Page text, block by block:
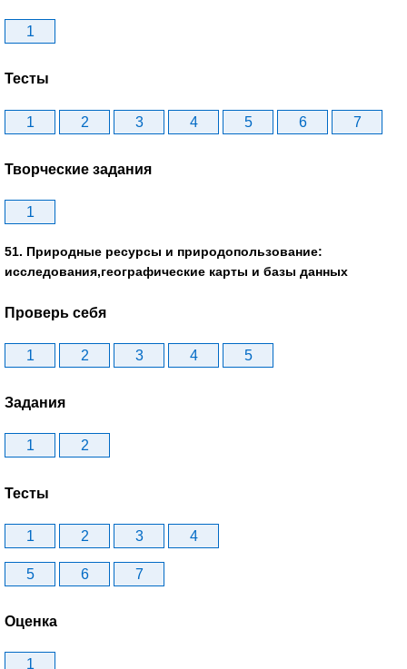
1
Тесты
1 2 3 4 5 6 7
Творческие задания
1
51. Природные ресурсы и природопользование:
исследования,географические карты и базы данных
Проверь себя
1 2 3 4 5
Задания
1 2
Тесты
1 2 3 4
5 6 7
Оценка
1